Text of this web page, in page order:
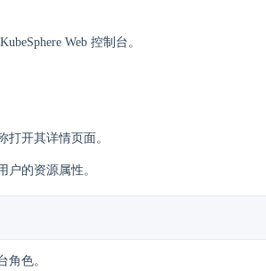
Web 控制台。
打开其详情页面。
户的资源属性。
角色。